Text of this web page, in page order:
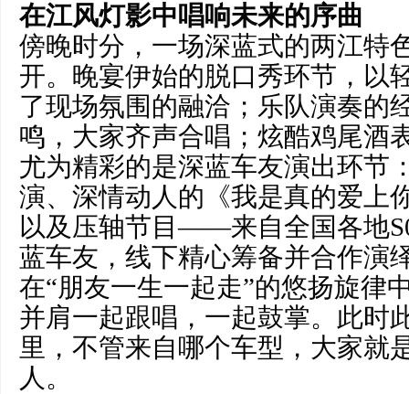
在江风灯影中唱响未来的序曲
傍晚时分，一场深蓝式的两江特
开。晚宴伊始的脱口秀环节，以
了现场氛围的融洽；乐队演奏的
鸣，大家齐声合唱；炫酷鸡尾酒
尤为精彩的是深蓝车友演出环节
演、深情动人的《我是真的爱上
以及压轴节目——来自全国各地
蓝车友，线下精心筹备并合作演
在“朋友一生一起走”的悠扬旋律
并肩一起跟唱，一起鼓掌。此时
里，不管来自哪个车型，大家就
人。